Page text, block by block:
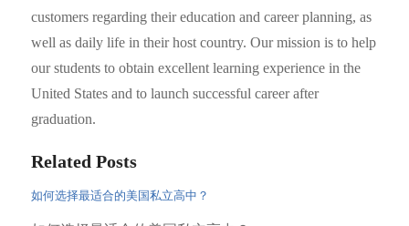
customers regarding their education and career planning, as
well as daily life in their host country. Our mission is to help
our students to obtain excellent learning experience in the
United States and to launch successful career after
graduation.
Related Posts
如何选择最适合的美国私立高中？